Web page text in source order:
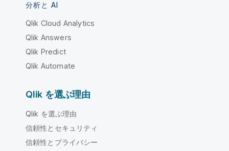
分析と AI
Qlik Cloud Analytics
Qlik Answers
Qlik Predict
Qlik Automate
Qlik を選ぶ理由
Qlik を選ぶ理由
信頼性とセキュリティ
信頼性とプライバシー